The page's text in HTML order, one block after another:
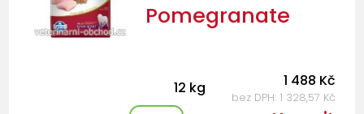
Pomegranate
12 kg 1 488 Kč
bez DPH: 1 328,57 Kč